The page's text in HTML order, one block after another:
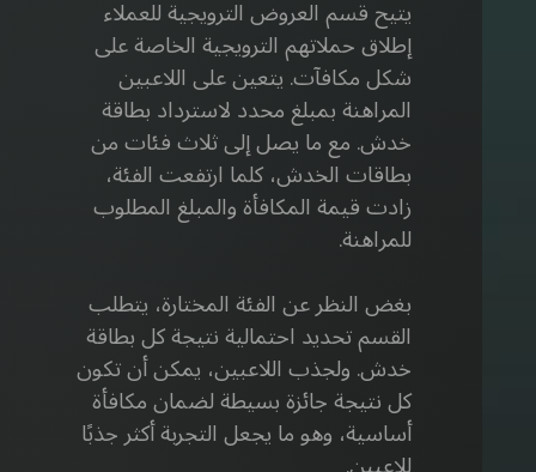
يتيح قسم العروض الترويجية للعملاء
إطلاق حملاتهم الترويجية الخاصة على
شكل مكافآت. يتعين على اللاعبين
المراهنة بمبلغ محدد لاسترداد بطاقة
خدش. مع ما يصل إلى ثلاث فئات من
بطاقات الخدش، كلما ارتفعت الفئة،
زادت قيمة المكافأة والمبلغ المطلوب
للمراهنة.
بغض النظر عن الفئة المختارة، يتطلب
القسم تحديد احتمالية نتيجة كل بطاقة
خدش. ولجذب اللاعبين، يمكن أن تكون
كل نتيجة جائزة بسيطة لضمان مكافأة
أساسية، وهو ما يجعل التجربة أكثر جذبًا
للاعبين.